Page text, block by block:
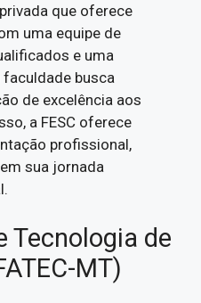
que oferece
uma equipe de
e uma
busca
de excelência aos
a FESC oferece
profissional,
sua jornada
Tecnologia de
MT)